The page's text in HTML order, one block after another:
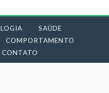
SAÚDE
COMPORTAMENTO
CONTATO